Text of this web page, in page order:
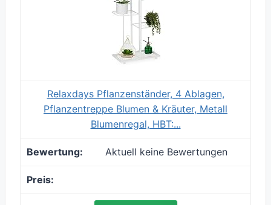
Relaxdays Pflanzenständer, 4 Ablagen,
Pflanzentreppe Blumen & Kräuter, Metall
Blumenregal, HBT:...
Aktuell keine Bewertungen